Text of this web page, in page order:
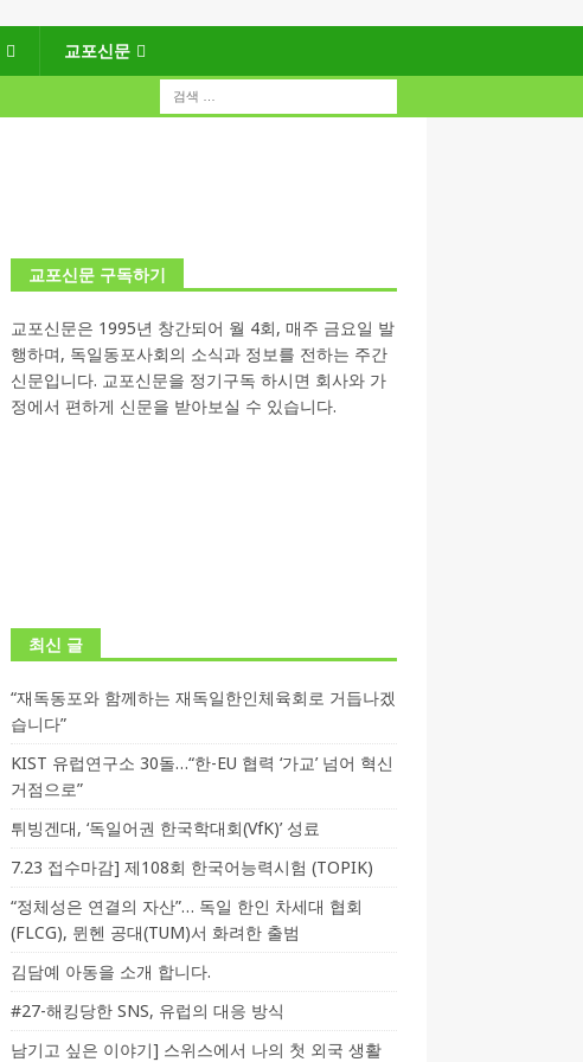
교포신문
교포신문 구독하기
교포신문은 1995년 창간되어 월 4회, 매주 금요일 발
행하며, 독일동포사회의 소식과 정보를 전하는 주간
신문입니다. 교포신문을 정기구독 하시면 회사와 가
정에서 편하게 신문을 받아보실 수 있습니다.
최신 글
“재독동포와 함께하는 재독일한인체육회로 거듭나겠
습니다”
KIST 유럽연구소 30돌…“한-EU 협력 ‘가교’ 넘어 혁신
거점으로”
튀빙겐대, ‘독일어권 한국학대회(VfK)’ 성료
7.23 접수마감] 제108회 한국어능력시험 (TOPIK)
“정체성은 연결의 자산”… 독일 한인 차세대 협회
(FLCG), 뮌헨 공대(TUM)서 화려한 출범
김담예 아동을 소개 합니다.
#27-해킹당한 SNS, 유럽의 대응 방식
남기고 싶은 이야기] 스위스에서 나의 첫 외국 생활